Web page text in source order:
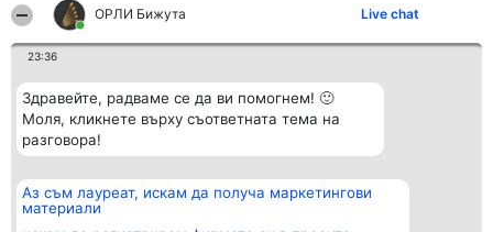
ОРЛИ Бижута Live chat
23:36
Здравейте, радваме се да ви помогнем! 🙂
Моля, кликнете върху съответната тема на
разговора!
Аз съм лауреат, искам да получа маркетингови
материали
Организатор на
класиране
Класация Контакти